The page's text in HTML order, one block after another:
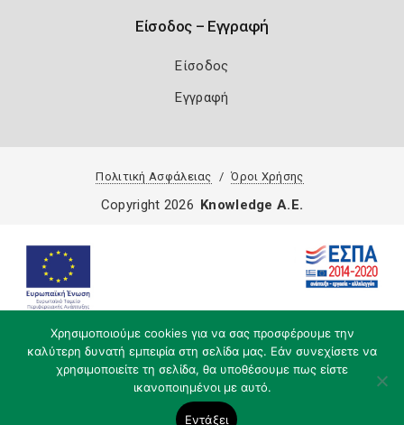
Είσοδος – Εγγραφή
Είσοδος
Εγγραφή
Πολιτική Ασφάλειας Όροι Χρήσης
Χρησιμοποιούμε cookies για να σας προσφέρουμε την
καλύτερη δυνατή εμπειρία στη σελίδα μας. Εάν συνεχίσετε να
χρησιμοποιείτε τη σελίδα, θα υποθέσουμε πως είστε
ικανοποιημένοι με αυτό.
Εντάξει
Copyright 2026 Knowledge A.E.